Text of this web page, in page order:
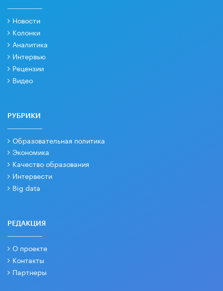
Новости
Колонки
Аналитика
Интервью
Рецензии
Видео
РУБРИКИ
Образовательная политика
Экономика
Качество образования
Интервести
Big data
РЕДАКЦИЯ
О проекте
Контакты
Партнеры